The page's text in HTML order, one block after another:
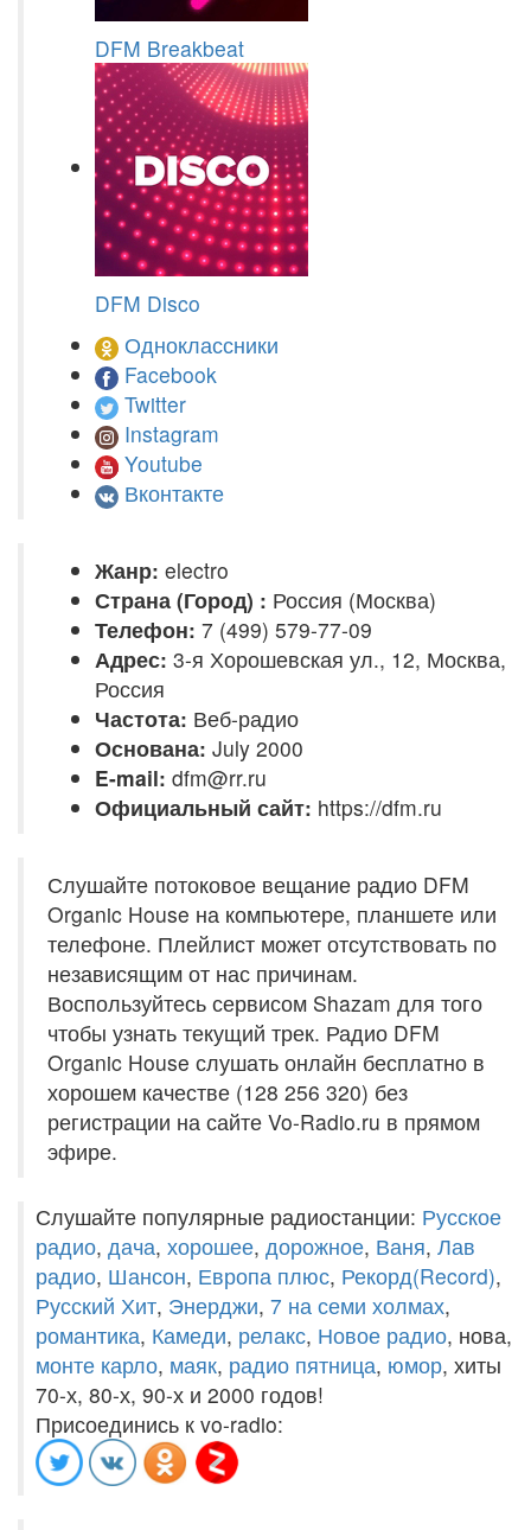
DFM Breakbeat
DFM Disco
Одноклассники
Facebook
Twitter
Instagram
Youtube
Вконтакте
Жанр: electro
Страна (Город) : Россия (Москва)
Телефон: 7 (499) 579-77-09
Адрес: 3-я Хорошевская ул., 12, Москва,
Россия
Частота: Веб-радио
Основана: July 2000
E-mail: dfm@rr.ru
Официальный сайт: https://dfm.ru
Слушайте потоковое вещание радио DFM
Organic House на компьютере, планшете или
телефоне. Плейлист может отсутствовать по
независящим от нас причинам.
Воспользуйтесь сервисом Shazam для того
чтобы узнать текущий трек. Радио DFM
Organic House слушать онлайн бесплатно в
хорошем качестве (128 256 320) без
регистрации на сайте Vo-Radio.ru в прямом
эфире.
Слушайте популярные радиостанции: Русское
радио, дача, хорошее, дорожное, Ваня, Лав
радио, Шансон, Европа плюс, Рекорд(Record),
Русский Хит, Энерджи, 7 на семи холмах,
романтика, Камеди, релакс, Новое радио, нова,
монте карло, маяк, радио пятница, юмор, хиты
70-х, 80-х, 90-х и 2000 годов!
Присоединись к vo-radio: